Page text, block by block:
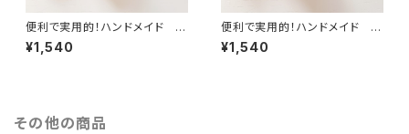
便利で実用的！ハンドメイド リ
ボンバッグクリップ／ バッグチャ
ームキーホルダー／キークリッ
¥1,540
便利で実用的！ハンドメイド リ
ボンバッグクリップ／ バッグチャ
ームキーホルダー／キークリッ
¥1,540
その他の商品